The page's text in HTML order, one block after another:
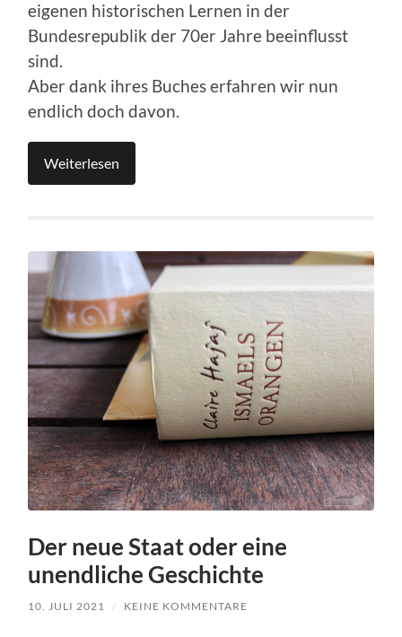
eigenen historischen Lernen in der
Bundesrepublik der 70er Jahre beeinflusst
sind.
Aber dank ihres Buches erfahren wir nun
endlich doch davon.
Weiterlesen
Der neue Staat oder eine
unendliche Geschichte
10. JULI 2021 / KEINE KOMMENTARE